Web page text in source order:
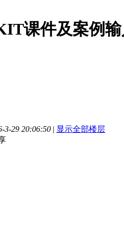
课件及案例
3-29 20:06:50 | 显示全部楼层